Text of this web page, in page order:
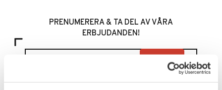
PRENUMERERA & TA DEL AV VÅRA
ERBJUDANDEN!